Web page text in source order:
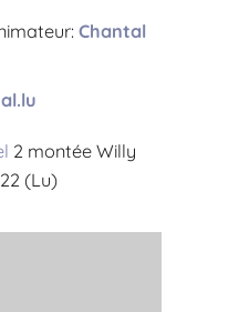
Chantal
2 montée Willy
(Lu)